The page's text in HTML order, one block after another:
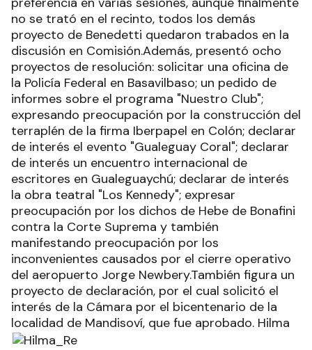
no se trató en el recinto, todos los demás
proyecto de Benedetti quedaron trabados en la
discusión en Comisión.Además, presentó ocho
proyectos de resolución: solicitar una oficina de
la Policía Federal en Basavilbaso; un pedido de
informes sobre el programa "Nuestro Club";
expresando preocupación por la construcción del
terraplén de la firma Iberpapel en Colón; declarar
de interés el evento "Gualeguay Coral"; declarar
de interés un encuentro internacional de
escritores en Gualeguaychú; declarar de interés
la obra teatral "Los Kennedy"; expresar
preocupación por los dichos de Hebe de Bonafini
contra la Corte Suprema y también
manifestando preocupación por los
inconvenientes causados por el cierre operativo
del aeropuerto Jorge Newbery.También figura un
proyecto de declaración, por el cual solicitó el
interés de la Cámara por el bicentenario de la
localidad de Mandisoví, que fue aprobado. Hilma